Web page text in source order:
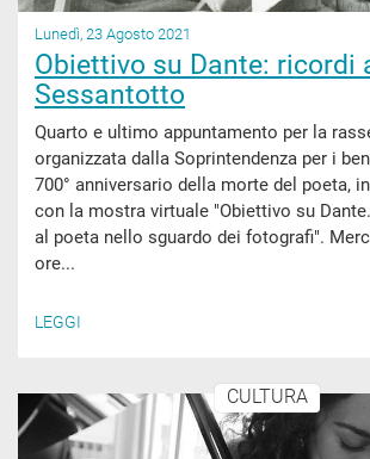
Lunedì, 23 Agosto 2021
Obiettivo su Dante: ricordi
Sessantotto
Quarto e ultimo appuntamento per la
organizzata dalla Soprintendenza per i
700° anniversario della morte del poeta,
con la mostra virtuale "Obiettivo su
al poeta nello sguardo dei fotografi".
ore...
LEGGI
CULTURA